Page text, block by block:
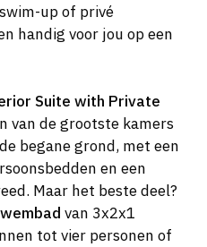
up of privé
handig voor jou op een
Suite with Private
van de grootste kamers
begane grond, met een
en een
Maar het beste deel?
van 3x2x1
tot vier personen of